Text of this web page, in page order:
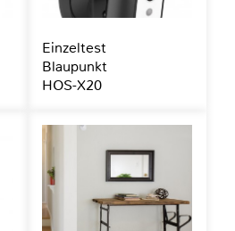
Einzeltest
Blaupunkt
HOS-X20